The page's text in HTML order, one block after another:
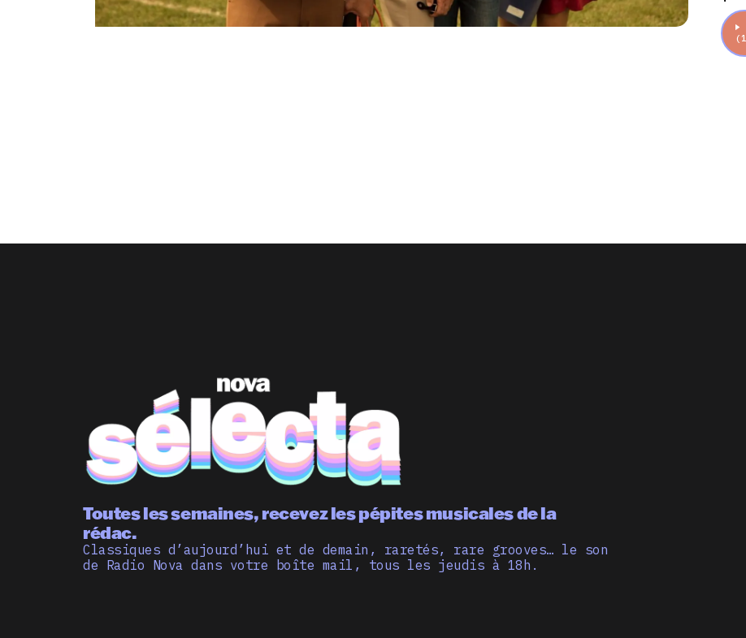
Toutes les semaines, recevez les pépites musicales de la
rédac.
Classiques d’aujourd’hui et de demain, raretés, rare grooves… le son
de Radio Nova dans votre boîte mail, tous les jeudis à 18h.